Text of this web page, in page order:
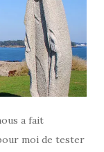
a fait
moi de tester